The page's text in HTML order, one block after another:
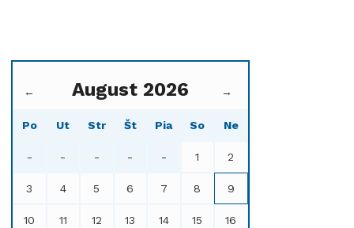
← August 2026 →
Po Ut Str Št Pia So Ne
- - - - - 1 2
3 4 5 6 7 8 9
10 11 12 13 14 15 16